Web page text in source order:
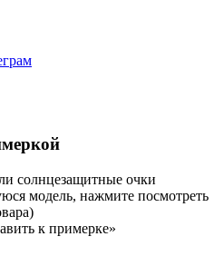
солнцезащитные очки
модель, нажмите посмотреть
к примерке»